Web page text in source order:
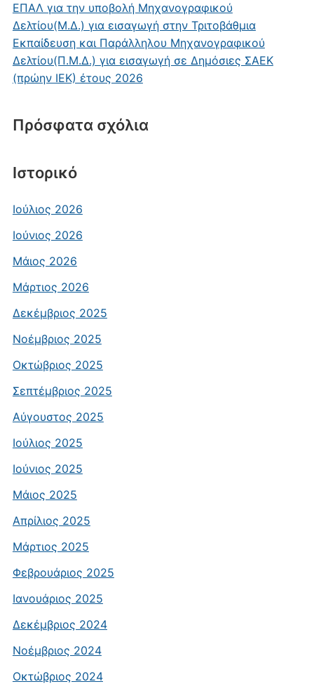
ΕΠΑΛ για την υποβολή Μηχανογραφικού
Δελτίου(Μ.Δ.) για εισαγωγή στην Τριτοβάθμια
Εκπαίδευση και Παράλληλου Μηχανογραφικού
Δελτίου(Π.Μ.Δ.) για εισαγωγή σε Δημόσιες ΣΑΕΚ
(πρώην ΙΕΚ) έτους 2026
Πρόσφατα σχόλια
Ιστορικό
Ιούλιος 2026
Ιούνιος 2026
Μάιος 2026
Μάρτιος 2026
Δεκέμβριος 2025
Νοέμβριος 2025
Οκτώβριος 2025
Σεπτέμβριος 2025
Αύγουστος 2025
Ιούλιος 2025
Ιούνιος 2025
Μάιος 2025
Απρίλιος 2025
Μάρτιος 2025
Φεβρουάριος 2025
Ιανουάριος 2025
Δεκέμβριος 2024
Νοέμβριος 2024
Οκτώβριος 2024